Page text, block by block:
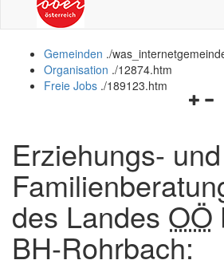
Gemeinden ./
Organisation ./12874.htm
Freie Jobs ./189123.htm
Erziehungs- und
des Landes OÖ
BH-Rohrbach: